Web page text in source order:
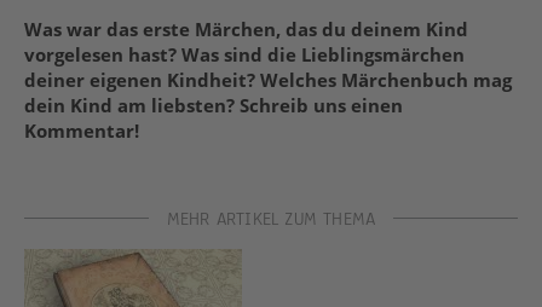
Was war das erste Märchen, das du deinem Kind
vorgelesen hast? Was sind die Lieblingsmärchen
deiner eigenen Kindheit? Welches Märchenbuch mag
dein Kind am liebsten? Schreib uns einen
Kommentar!
MEHR ARTIKEL ZUM THEMA